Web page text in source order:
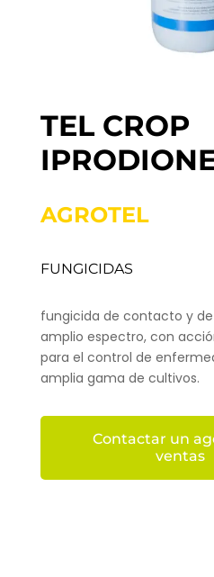
TEL CROP
AGROTEL
FUNGICIDAS
fungicida de contacto y
amplio espectro, con
para el control de
amplia gama de cultivos.
Contactar un
ventas